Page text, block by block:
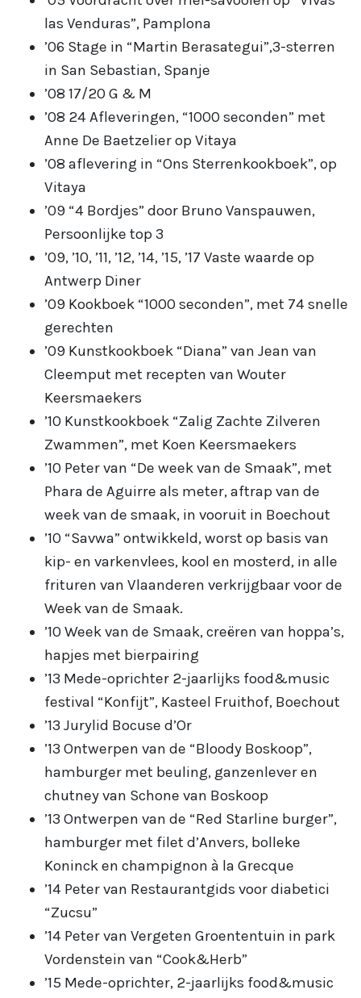
las Venduras”, Pamplona
’06 Stage in “Martin Berasategui”,3-sterren
in San Sebastian, Spanje
’08 17/20 G & M
’08 24 Afleveringen, “1000 seconden” met
Anne De Baetzelier op Vitaya
’08 aflevering in “Ons Sterrenkookboek”, op
Vitaya
’09 “4 Bordjes” door Bruno Vanspauwen,
Persoonlijke top 3
’09, ’10, ’11, ’12, ’14, ’15, ’17 Vaste waarde op
Antwerp Diner
’09 Kookboek “1000 seconden”, met 74 snelle
gerechten
’09 Kunstkookboek “Diana” van Jean van
Cleemput met recepten van Wouter
Keersmaekers
’10 Kunstkookboek “Zalig Zachte Zilveren
Zwammen”, met Koen Keersmaekers
’10 Peter van “De week van de Smaak”, met
Phara de Aguirre als meter, aftrap van de
week van de smaak, in vooruit in Boechout
’10 “Savwa” ontwikkeld, worst op basis van
kip- en varkenvlees, kool en mosterd, in alle
frituren van Vlaanderen verkrijgbaar voor de
Week van de Smaak.
’10 Week van de Smaak, creëren van hoppa’s,
hapjes met bierpairing
’13 Mede-oprichter 2-jaarlijks food&music
festival “Konfijt”, Kasteel Fruithof, Boechout
’13 Jurylid Bocuse d’Or
’13 Ontwerpen van de “Bloody Boskoop”,
hamburger met beuling, ganzenlever en
chutney van Schone van Boskoop
’13 Ontwerpen van de “Red Starline burger”,
hamburger met filet d’Anvers, bolleke
Koninck en champignon à la Grecque
’14 Peter van Restaurantgids voor diabetici
“Zucsu”
’14 Peter van Vergeten Groententuin in park
Vordenstein van “Cook&Herb”
’15 Mede-oprichter, 2-jaarlijks food&music